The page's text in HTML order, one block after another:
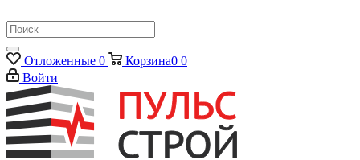
Отложенные 0 Корзина0 0
Войти